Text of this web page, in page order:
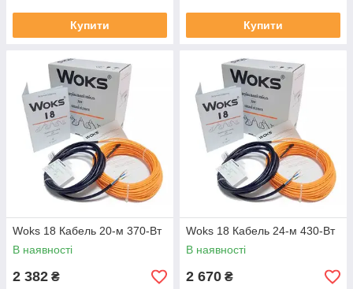
Купити Купити
Woks 18 Кабель 20-м 370-Вт
В наявності
2 382 ₴
Woks 18 Кабель 24-м 430-Вт
В наявності
2 670 ₴